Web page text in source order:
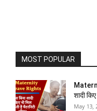
MOST POPULAR
शादी
May 13,